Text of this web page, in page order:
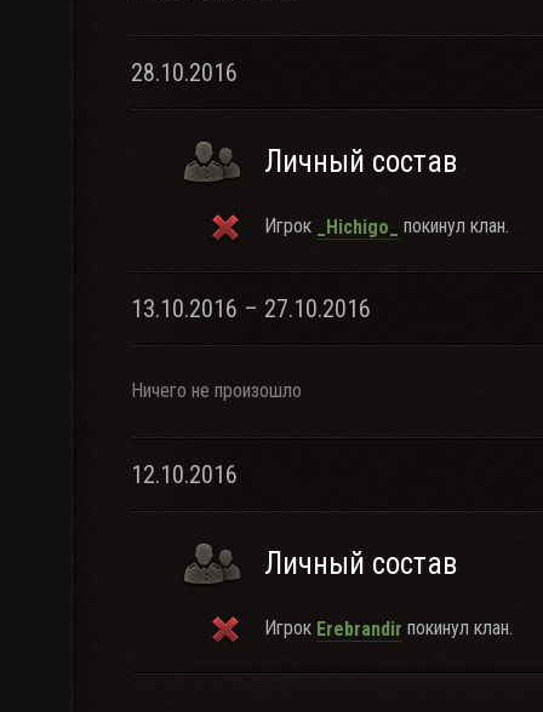
28.10.2016
Личный состав
Игрок _Hichigo_ покинул клан.
13.10.2016 – 27.10.2016
Ничего не произошло
12.10.2016
Личный состав
Игрок Erebrandir покинул клан.